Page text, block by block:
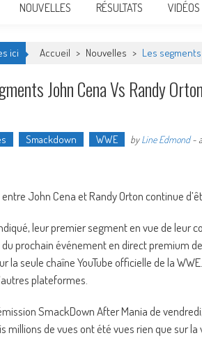
NOUVELLES RÉSULTATS VIDÉOS
ici Accueil > Nouvelles > Les
John Cena Vs Randy
Smackdown WWE byLine Edmond-
John Cena et Randy Orton continue
leur premier segment en vue de leur
du prochain événement en direct premium
la seule chaîne YouTube officielle de la
plateformes.
SmackDown After Mania de
millions de vues ont été vues rien que sur